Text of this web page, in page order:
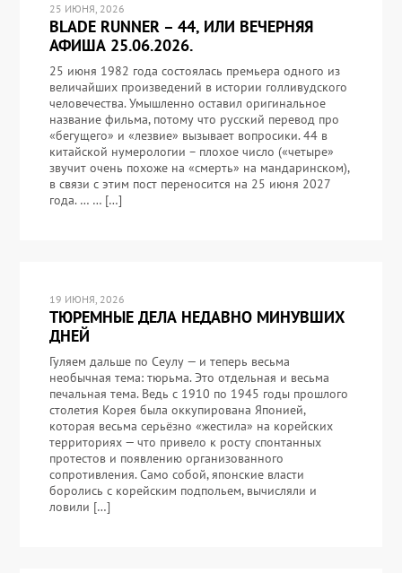
25 ИЮНЯ, 2026
BLADE RUNNER – 44, ИЛИ ВЕЧЕРНЯЯ
АФИША 25.06.2026.
25 июня 1982 года состоялась премьера одного из
величайших произведений в истории голливудского
человечества. Умышленно оставил оригинальное
название фильма, потому что русский перевод про
«бегущего» и «лезвие» вызывает вопросики. 44 в
китайской нумерологии – плохое число («четыре»
звучит очень похоже на «смерть» на мандаринском),
в связи с этим пост переносится на 25 июня 2027
года. … … […]
19 ИЮНЯ, 2026
ТЮРЕМНЫЕ ДЕЛА НЕДАВНО МИНУВШИХ
ДНЕЙ
Гуляем дальше по Сеулу — и теперь весьма
необычная тема: тюрьма. Это отдельная и весьма
печальная тема. Ведь с 1910 по 1945 годы прошлого
столетия Корея была оккупирована Японией,
которая весьма серьёзно «жестила» на корейских
территориях — что привело к росту спонтанных
протестов и появлению организованного
сопротивления. Само собой, японские власти
боролись с корейским подпольем, вычисляли и
ловили […]